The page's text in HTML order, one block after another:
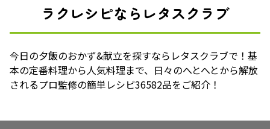
ラクレシピならレタスクラブ
今日の夕飯のおかず&献立を探すならレタスクラブで！基
本の定番料理から人気料理まで、日々のへとへとから解放
されるプロ監修の簡単レシピ36582品をご紹介！